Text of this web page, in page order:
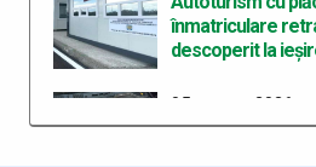
înmatriculare
descoperit la
05 august 2026
Bunuri accizabile